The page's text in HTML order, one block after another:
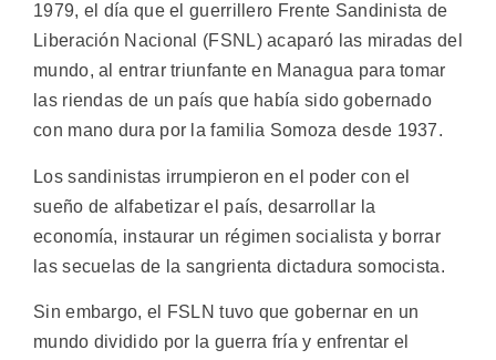
1979, el día que el guerrillero Frente Sandinista de
Liberación Nacional (FSNL) acaparó las miradas del
mundo, al entrar triunfante en Managua para tomar
las riendas de un país que había sido gobernado
con mano dura por la familia Somoza desde 1937.
Los sandinistas irrumpieron en el poder con el
sueño de alfabetizar el país, desarrollar la
economía, instaurar un régimen socialista y borrar
las secuelas de la sangrienta dictadura somocista.
Sin embargo, el FSLN tuvo que gobernar en un
mundo dividido por la guerra fría y enfrentar el